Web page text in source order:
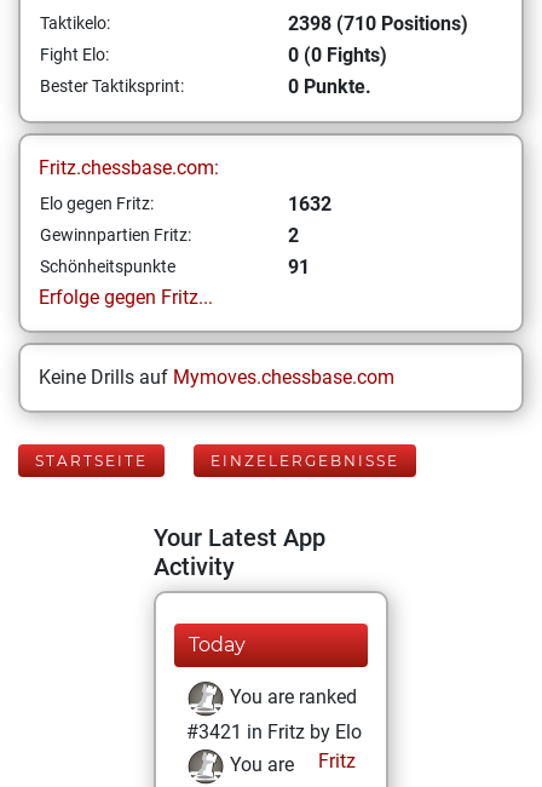
Taktikelo: 2398 (710 Positions)
Fight Elo: 0 (0 Fights)
Bester Taktiksprint: 0 Punkte.
Fritz.chessbase.com:
Elo gegen Fritz: 1632
Gewinnpartien Fritz: 2
Schönheitspunkte
91
Erfolge gegen Fritz...
Keine Drills auf Mymoves.chessbase.com
STARTSEITE EINZELERGEBNISSE
Your Latest App
Activity
Today
You are ranked
#3421 in Fritz by Elo
Fritz
You are